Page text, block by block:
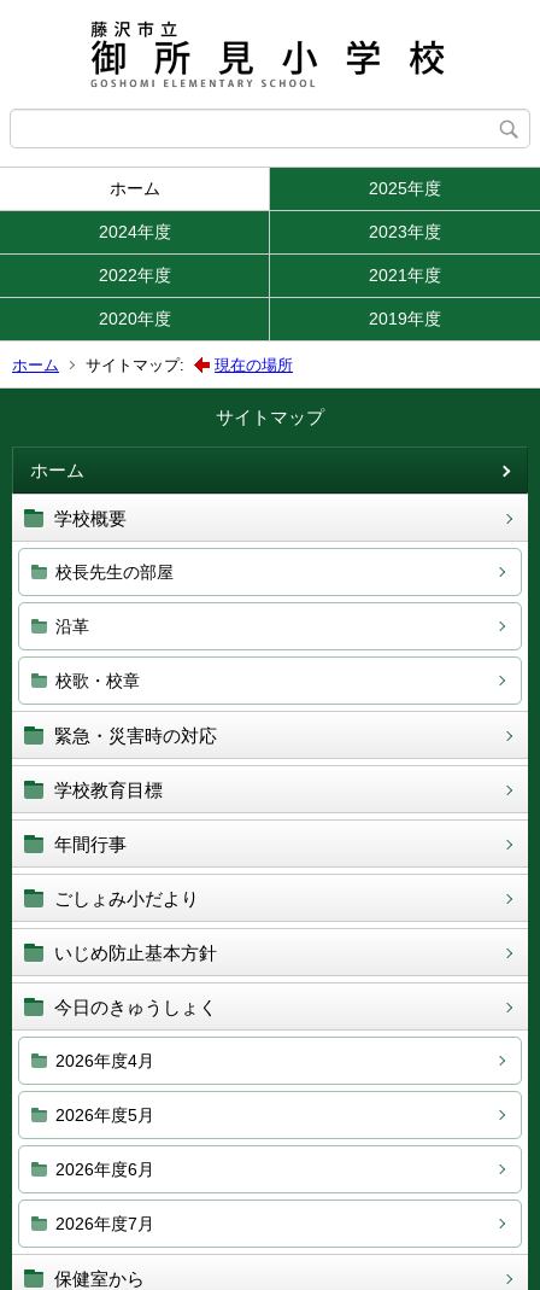
ホーム 2025年度
2024年度 2023年度
2022年度 2021年度
2020年度 2019年度
ホーム サイトマップ: 現在の場所
サイトマップ
ホーム
学校概要
校長先生の部屋
沿革
校歌・校章
緊急・災害時の対応
学校教育目標
年間行事
ごしょみ小だより
いじめ防止基本方針
今日のきゅうしょく
2026年度4月
2026年度5月
2026年度6月
2026年度7月
保健室から